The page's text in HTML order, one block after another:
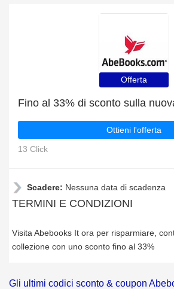
Offerta
Fino al 33% di sconto sulla
Ottieni l'offerta
13 Click
Scadere: Nessuna data di scadenza
TERMINI E CONDIZIONI
Visita Abebooks It ora per risparmiare,
collezione con uno sconto fino al 33%
Gli ultimi codici sconto & coupon